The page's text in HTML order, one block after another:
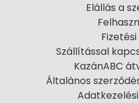
Elállás a
Szállítással
KazánABC
Általános